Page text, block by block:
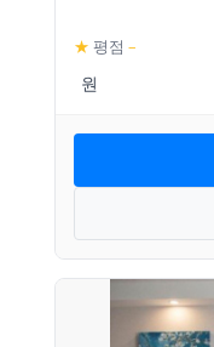
★ 평점 –